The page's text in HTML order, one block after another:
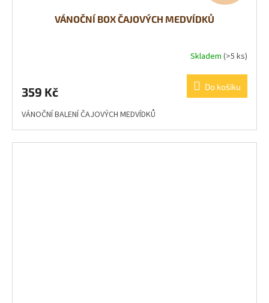
VÁNOČNÍ BOX ČAJOVÝCH MEDVÍDKŮ
Skladem (>5 ks)
359 Kč Do košíku
VÁNOČNÍ BALENÍ ČAJOVÝCH MEDVÍDKŮ